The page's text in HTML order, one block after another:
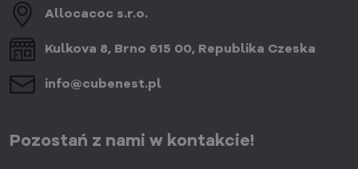
Allocacoc s​.r​.o​.
Kulkova 8, Brno 615 00, Republika Czeska
info​@cubenest​.pl
Pozostań z nami w kontakcie!